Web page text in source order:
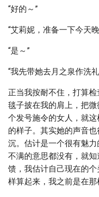
“好的～”
“艾莉妮，准备一下今天
“是～”
“我先带她去月之泉作洗
正当我按耐不住，打算
毯子披在我的肩上，把
个发号施令的女人，就
的样子。其实她的声音
沉。估计是一个很有魅
不满的意思都没有，就
馈，我估计自己现在的
样算起来，我之前是在